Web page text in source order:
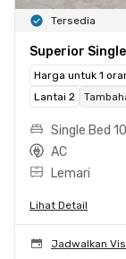
Tersedia
Superior
Harga untuk 1
Lantai 2
Single Bed
AC
Lemari
Lihat Detail
Jadwalkan